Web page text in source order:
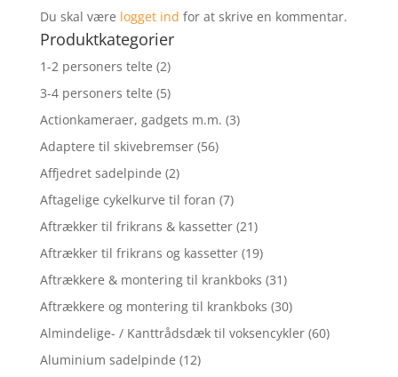
Du skal være logget ind for at skrive en kommentar.
Produktkategorier
1-2 personers telte (2)
3-4 personers telte (5)
Actionkameraer, gadgets m.m. (3)
Adaptere til skivebremser (56)
Affjedret sadelpinde (2)
Aftagelige cykelkurve til foran (7)
Aftrækker til frikrans & kassetter (21)
Aftrækker til frikrans og kassetter (19)
Aftrækkere & montering til krankboks (31)
Aftrækkere og montering til krankboks (30)
Almindelige- / Kanttrådsdæk til voksencykler (60)
Aluminium sadelpinde (12)